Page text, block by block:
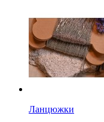
Ланцюжки